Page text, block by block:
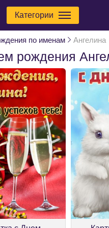
Категории
по именам Ангелина
рождения